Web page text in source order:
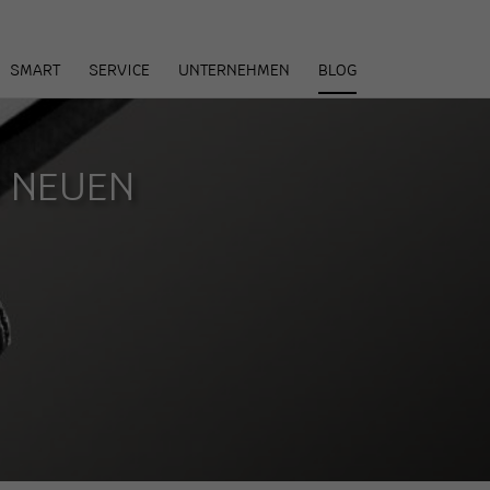
SMART SERVICE UNTERNEHMEN BLOG